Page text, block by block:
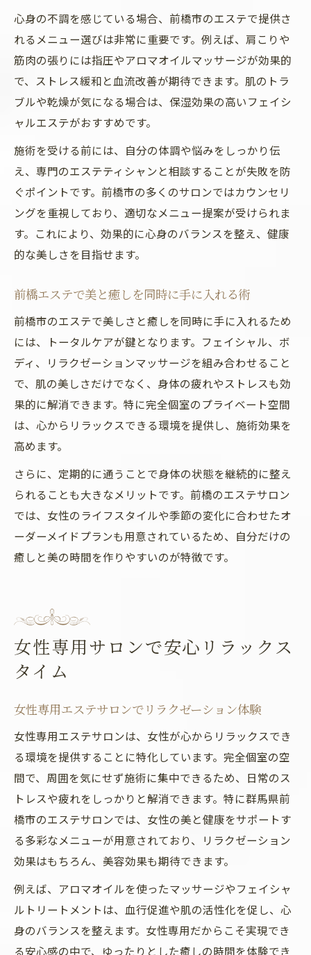
心身の不調を感じている場合、前橋市のエステで提供さ
れるメニュー選びは非常に重要です。例えば、肩こりや
筋肉の張りには指圧やアロマオイルマッサージが効果的
で、ストレス緩和と血流改善が期待できます。肌のトラ
ブルや乾燥が気になる場合は、保湿効果の高いフェイシ
ャルエステがおすすめです。
施術を受ける前には、自分の体調や悩みをしっかり伝
え、専門のエステティシャンと相談することが失敗を防
ぐポイントです。前橋市の多くのサロンではカウンセリ
ングを重視しており、適切なメニュー提案が受けられま
す。これにより、効果的に心身のバランスを整え、健康
的な美しさを目指せます。
前橋エステで美と癒しを同時に手に入れる術
前橋市のエステで美しさと癒しを同時に手に入れるため
には、トータルケアが鍵となります。フェイシャル、ボ
ディ、リラクゼーションマッサージを組み合わせること
で、肌の美しさだけでなく、身体の疲れやストレスも効
果的に解消できます。特に完全個室のプライベート空間
は、心からリラックスできる環境を提供し、施術効果を
高めます。
さらに、定期的に通うことで身体の状態を継続的に整え
られることも大きなメリットです。前橋のエステサロン
では、女性のライフスタイルや季節の変化に合わせたオ
ーダーメイドプランも用意されているため、自分だけの
癒しと美の時間を作りやすいのが特徴です。
女性専用サロンで安心リラックス
タイム
女性専用エステサロンでリラクゼーション体験
女性専用エステサロンは、女性が心からリラックスでき
る環境を提供することに特化しています。完全個室の空
間で、周囲を気にせず施術に集中できるため、日常のス
トレスや疲れをしっかりと解消できます。特に群馬県前
橋市のエステサロンでは、女性の美と健康をサポートす
る多彩なメニューが用意されており、リラクゼーション
効果はもちろん、美容効果も期待できます。
例えば、アロマオイルを使ったマッサージやフェイシャ
ルトリートメントは、血行促進や肌の活性化を促し、心
身のバランスを整えます。女性専用だからこそ実現でき
る安心感の中で、ゆったりとした癒しの時間を体験でき